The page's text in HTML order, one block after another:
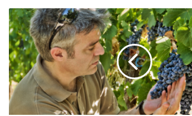
Un
réseau
de
fermes
pour
une
alimentation
locale
et